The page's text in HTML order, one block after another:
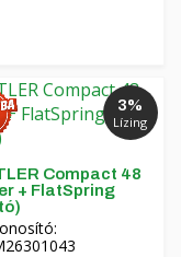
3%
Lízing
Compact 48
+ FlatSpring